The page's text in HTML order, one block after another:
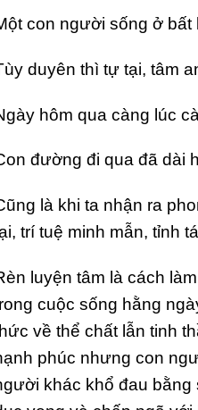
con người sống ở
duyên thì tự tại, tâm
hôm qua càng lúc
đường đi qua đã dài
là khi ta nhận ra
trí tuệ minh mẫn, tỉnh
luyện tâm là cách
cuộc sống hằng
về thể chất lẫn tinh
phúc nhưng con
khác khổ đau bằng